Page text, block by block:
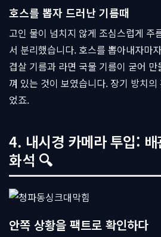
호스를 뽑자 드러난 기름때
고인 물이 넘치지 않게 조심스럽게 주
서 분리했습니다. 호스를 뽑아내자마
겹살 기름과 라면 국물 기름이 굳어
껴 있는 것이 보였습니다. 장기 방치
었죠.
4. 내시경 카메라 투입:
화석 🔍
안쪽 상황을 팩트로 확인하다